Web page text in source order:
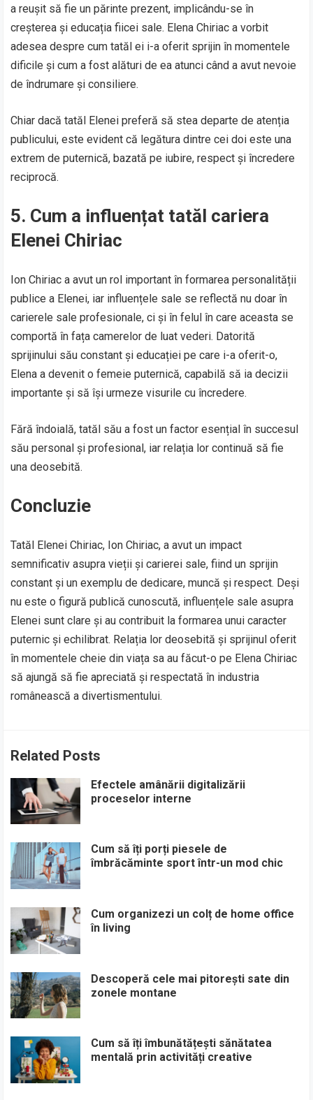
a reușit să fie un părinte prezent, implicându-se în
creșterea și educația fiicei sale. Elena Chiriac a vorbit
adesea despre cum tatăl ei i-a oferit sprijin în momentele
dificile și cum a fost alături de ea atunci când a avut nevoie
de îndrumare și consiliere.
Chiar dacă tatăl Elenei preferă să stea departe de atenția
publicului, este evident că legătura dintre cei doi este una
extrem de puternică, bazată pe iubire, respect și încredere
reciprocă.
5. Cum a influențat tatăl cariera
Elenei Chiriac
Ion Chiriac a avut un rol important în formarea personalității
publice a Elenei, iar influențele sale se reflectă nu doar în
carierele sale profesionale, ci și în felul în care aceasta se
comportă în fața camerelor de luat vederi. Datorită
sprijinului său constant și educației pe care i-a oferit-o,
Elena a devenit o femeie puternică, capabilă să ia decizii
importante și să își urmeze visurile cu încredere.
Fără îndoială, tatăl său a fost un factor esențial în succesul
său personal și profesional, iar relația lor continuă să fie
una deosebită.
Concluzie
Tatăl Elenei Chiriac, Ion Chiriac, a avut un impact
semnificativ asupra vieții și carierei sale, fiind un sprijin
constant și un exemplu de dedicare, muncă și respect. Deși
nu este o figură publică cunoscută, influențele sale asupra
Elenei sunt clare și au contribuit la formarea unui caracter
puternic și echilibrat. Relația lor deosebită și sprijinul oferit
în momentele cheie din viața sa au făcut-o pe Elena Chiriac
să ajungă să fie apreciată și respectată în industria
românească a divertismentului.
Related Posts
Efectele amânării digitalizării
proceselor interne
Cum să îți porți piesele de
îmbrăcăminte sport într-un mod chic
Cum organizezi un colț de home office
în living
Descoperă cele mai pitorești sate din
zonele montane
Cum să îți îmbunătățești sănătatea
mentală prin activități creative